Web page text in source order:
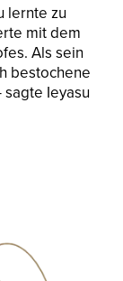
lernte zu
mit dem
Als sein
bestochene
Ieyasu